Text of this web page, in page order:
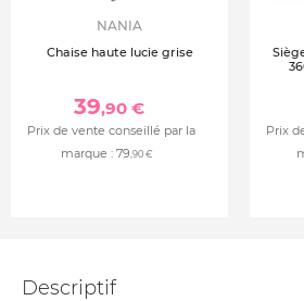
NANIA
Chaise haute lucie grise
39,90 €
Prix de vente conseillé par la
marque : 79,90 €
Prix
Descriptif